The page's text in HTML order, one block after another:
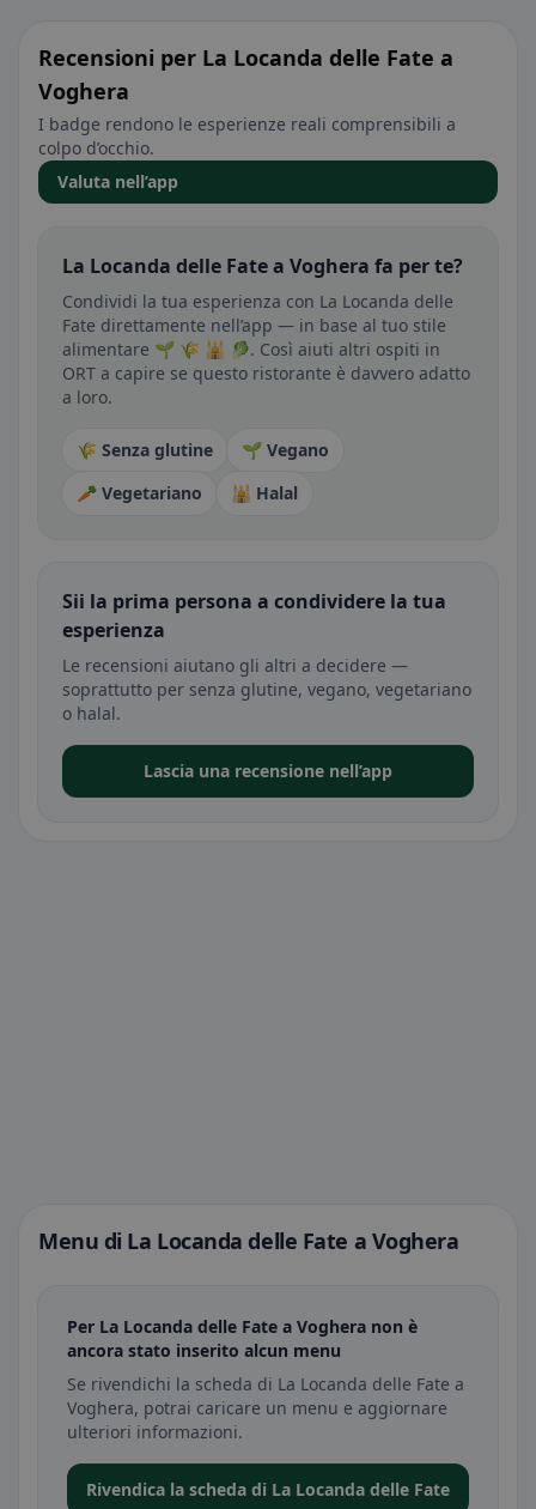
Recensioni per La Locanda delle Fate a
Voghera
I badge rendono le esperienze reali comprensibili a
colpo d’occhio.
Valuta nell’app
La Locanda delle Fate a Voghera fa per te?
Condividi la tua esperienza con La Locanda delle
Fate direttamente nell’app — in base al tuo stile
alimentare 🌱 🌾 🕌 🥬. Così aiuti altri ospiti in
ORT a capire se questo ristorante è davvero adatto
a loro.
🌾 Senza glutine
🌱 Vegano
🥕 Vegetariano
🕌 Halal
Sii la prima persona a condividere la tua
esperienza
Le recensioni aiutano gli altri a decidere —
soprattutto per senza glutine, vegano, vegetariano
o halal.
Lascia una recensione nell’app
Menu di La Locanda delle Fate a Voghera
Per La Locanda delle Fate a Voghera non è
ancora stato inserito alcun menu
Se rivendichi la scheda di La Locanda delle Fate a
Voghera, potrai caricare un menu e aggiornare
ulteriori informazioni.
Rivendica la scheda di La Locanda delle Fate